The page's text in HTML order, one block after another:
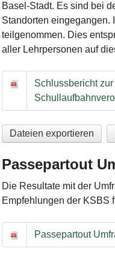
Basel-Stadt. Es sind bei
Standorten eingegangen.
teilgenommen. Dies
aller Lehrpersonen auf
Schlussbericht zur
Schlussbericht
Dateien exportieren
Passepartout
Die Resultate mit der
Empfehlungen der KSBS
Passepartout Umfrage
Passepartout